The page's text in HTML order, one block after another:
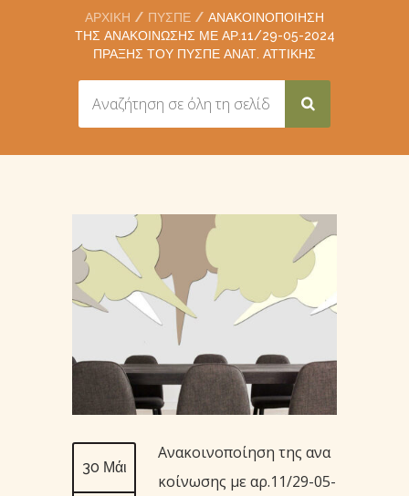
ΑΡΧΙΚΉ ΠΥΣΠΕ
ΑΝΑΚΟΙΝΟΠΟΊΗΣΗ
ΤΗΣ ΑΝΑΚΟΊΝΩΣΗΣ ΜΕ ΑΡ.11/29-05-2024
ΠΡΆΞΗΣ ΤΟΥ ΠΥΣΠΕ ΑΝΑΤ. ΑΤΤΙΚΉΣ
30 Μάι
Ανακοινοποίηση της ανα
κοίνωσης με αρ.11/29-05-